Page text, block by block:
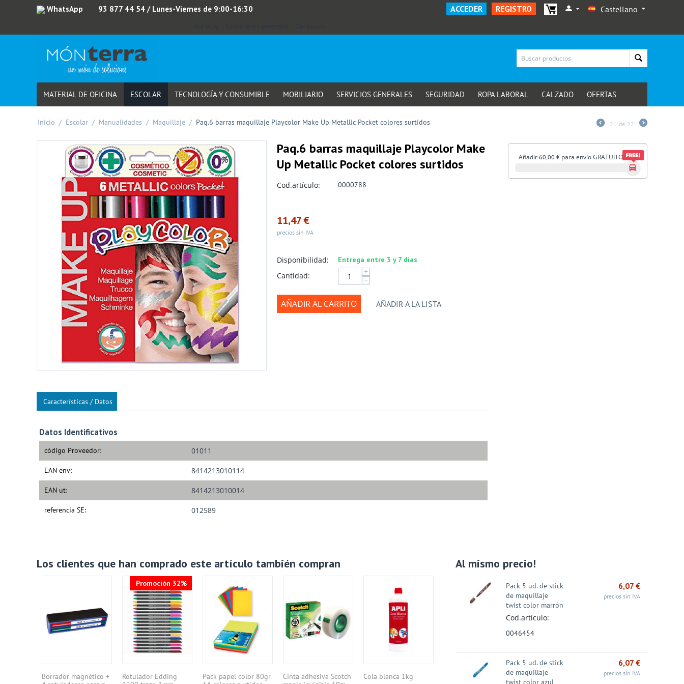
WhatsApp 93 877 44 54 / Lunes-Viernes de 9:00-16:30 Castellano
ACCEDER REGISTRO
MATERIAL DE OFICINA ESCOLAR TECNOLOGÍA Y CONSUMIBLE MOBILIARIO SERVICIOS GENERALES SEGURIDAD ROPA LABORAL CALZADO OFERTAS
Inicio / Escolar / Manualidades / Maquillaje / Paq.6 barras maquillaje Playcolor Make Up Metallic Pocket colores surtidos 21 de 22
Paq.6 barras maquillaje Playcolor Make
Up Metallic Pocket colores surtidos
Cod.artículo: 0000788
11,47€
precios sin IVA
Disponibilidad: Entrega entre 3 y 7 días
Cantidad:
+
−
AÑADIR AL CARRITO AÑADIR A LA LISTA
Características / Datos
Datos Identificativos
código Proveedor: 01011
EAN env: 8414213010114
EAN ut: 8414213010014
referencia SE: 012589
Añadir 60,00 €para envío GRATUITO
Los clientes que han comprado este artículo también compran
Borrador magnético +
Promoción 32%
Rotulador Edding
Pack papel color 80gr
Cinta adhesiva Scotch
Cola blanca 1kg
♻️ (100%) -
Portadocumentos
Caja 24 Rotuladores
Al mismo precio!
Pack 5 ud. de stick
de maquillaje
twist color marrón
Cod.artículo:
0046454
6,07 €
precios sin IVA
Pack 5 ud. de stick
de maquillaje
twist color azul
6,07 €
precios sin IVA